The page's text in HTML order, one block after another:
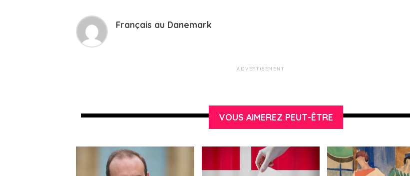
Français au Danemark
ADVERTISEMENT
VOUS AIMEREZ PEUT-ÊTRE